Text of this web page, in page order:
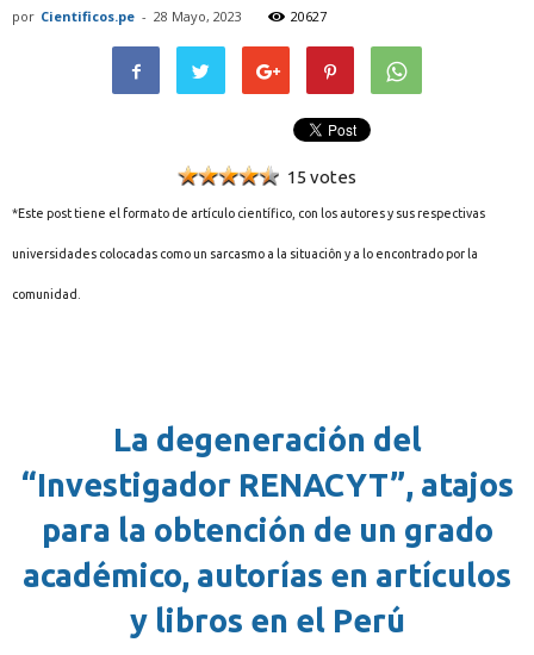
por Cientificos.pe - 28 Mayo, 2023 20627
15 votes
*Este post tiene el formato de artículo científico, con los autores y sus respectivas
universidades colocadas como un sarcasmo a la situaciôn y a lo encontrado por la
comunidad.
La degeneración del
“Investigador RENACYT”, atajos
para la obtención de un grado
académico, autorías en artículos
y libros en el Perú